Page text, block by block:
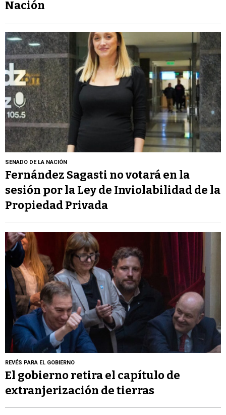
Nación
SENADO DE LA NACIÓN
Fernández Sagasti no votará en la
sesión por la Ley de Inviolabilidad de la
Propiedad Privada
REVÉS PARA EL GOBIERNO
El gobierno retira el capítulo de
extranjerización de tierras